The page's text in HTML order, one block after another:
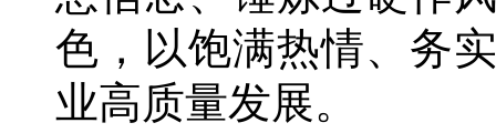
色，以饱满热情、务
业高质量发展。